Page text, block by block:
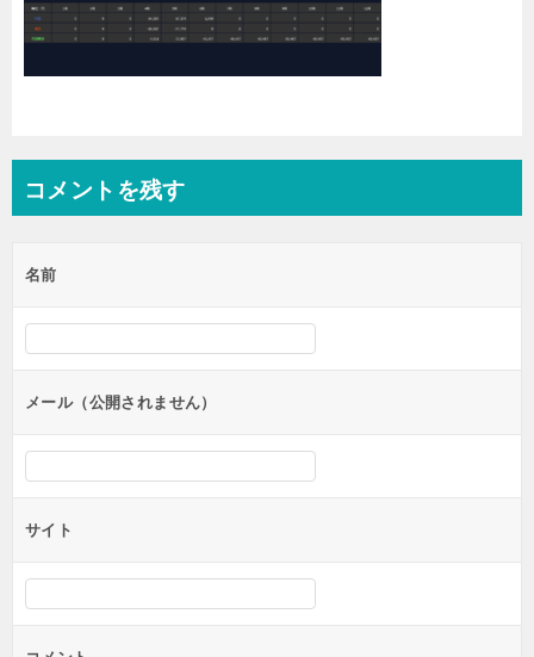
コメントを残す
名前
メール（公開されません）
サイト